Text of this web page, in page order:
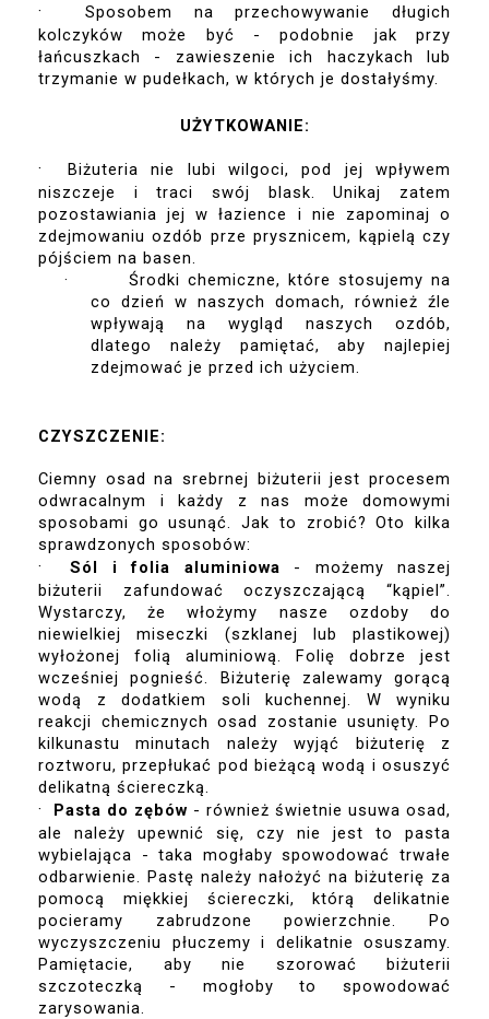
·
Sposobem na przechowywanie długich
kolczyków może być - podobnie jak przy
łańcuszkach - zawieszenie ich haczykach lub
trzymanie w pudełkach, w których je dostałyśmy.
UŻYTKOWANIE:
·
Biżuteria nie lubi wilgoci, pod jej wpływem
niszczeje i traci swój blask. Unikaj zatem
pozostawiania jej w łazience i nie zapominaj o
zdejmowaniu ozdób prze prysznicem, kąpielą czy
pójściem na basen.
·        Środki chemiczne, które stosujemy na
co dzień w naszych domach, również źle
wpływają na wygląd naszych ozdób,
dlatego należy pamiętać, aby najlepiej
zdejmować je przed ich użyciem.
CZYSZCZENIE:
Ciemny osad na srebrnej biżuterii jest procesem
odwracalnym i każdy z nas może domowymi
sposobami go usunąć. Jak to zrobić? Oto kilka
sprawdzonych sposobów:
· Sól i folia aluminiowa - możemy naszej
biżuterii zafundować oczyszczającą “kąpiel”.
Wystarczy, że włożymy nasze ozdoby do
niewielkiej miseczki (szklanej lub plastikowej)
wyłożonej folią aluminiową. Folię dobrze jest
wcześniej pognieść. Biżuterię zalewamy gorącą
wodą z dodatkiem soli kuchennej. W wyniku
reakcji chemicznych osad zostanie usunięty. Po
kilkunastu minutach należy wyjąć biżuterię z
roztworu, przepłukać pod bieżącą wodą i osuszyć
delikatną ściereczką.
· Pasta do zębów - również świetnie usuwa osad,
ale należy upewnić się, czy nie jest to pasta
wybielająca - taka mogłaby spowodować trwałe
odbarwienie. Pastę należy nałożyć na biżuterię za
pomocą miękkiej ściereczki, którą delikatnie
pocieramy zabrudzone powierzchnie. Po
wyczyszczeniu płuczemy i delikatnie osuszamy.
Pamiętacie, aby nie szorować biżuterii
szczoteczką - mogłoby to spowodować
zarysowania.